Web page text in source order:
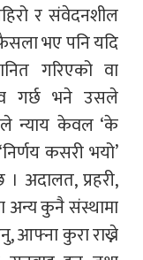
र संवेदनशील
भए पनि यदि
गरिएको वा
गर्छ भने उसले
न्याय केवल ‘के
कसरी भयो’
। अदालत, प्रहरी,
अन्य कुनै संस्थामा
आफ्ना कुरा राख्ने